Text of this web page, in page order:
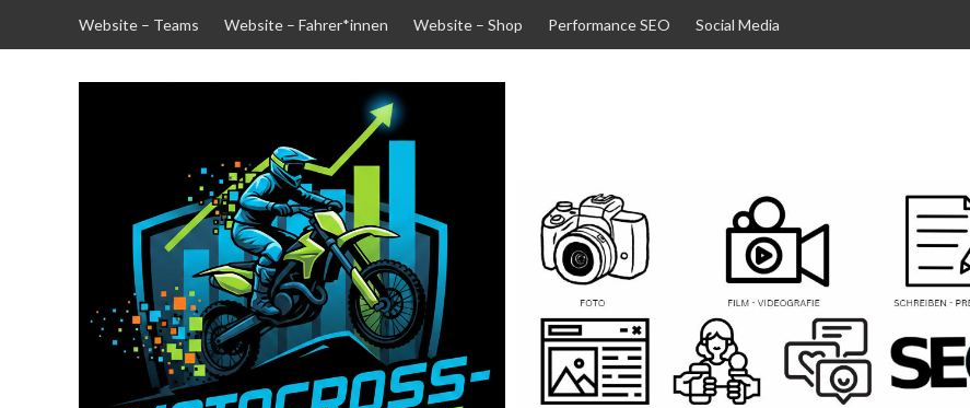
Website – Teams Website – Fahrer*innen Website – Shop Performance SEO Social Media